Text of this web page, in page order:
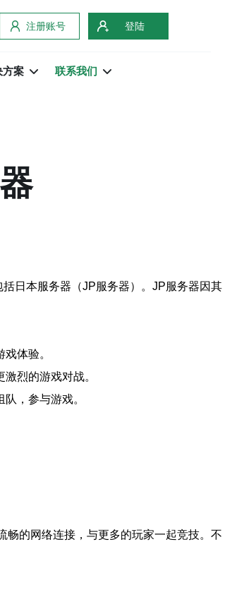
注册账号 登陆
方案 联系我们
日本服务器（JP服务器）。JP服务器因其
体验。
烈的游戏对战。
，参与游戏。
畅的网络连接，与更多的玩家一起竞技。不